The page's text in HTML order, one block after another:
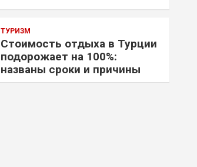
ТУРИЗМ
Стоимость отдыха в Турции
подорожает на 100%:
названы сроки и причины